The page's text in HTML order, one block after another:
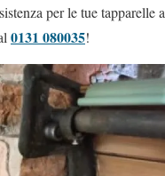
per le tue tapparelle
0131 080035!